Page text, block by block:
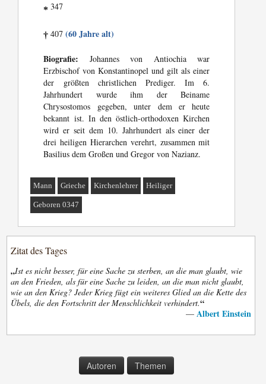
* 347
† 407(60 Jahre alt)
Biografie: Johannes von Antiochia war
Erzbischof von Konstantinopel und gilt als einer
der größten christlichen Prediger. Im 6.
Jahrhundert wurde ihm der Beiname
Chrysostomos gegeben, unter dem er heute
bekannt ist. In den östlich-orthodoxen Kirchen
wird er seit dem 10. Jahrhundert als einer der
drei heiligen Hierarchen verehrt, zusammen mit
Basilius dem Großen und Gregor von Nazianz.
Mann Grieche Kirchenlehrer Heiliger
Geboren 0347
Zitat des Tages
„Ist es nicht besser, für eine Sache zu sterben, an die man glaubt, wie
an den Frieden, als für eine Sache zu leiden, an die man nicht glaubt,
wie an den Krieg? Jeder Krieg fügt ein weiteres Glied an die Kette des
Übels, die den Fortschritt der Menschlichkeit verhindert.“
— Albert Einstein
Autoren Themen